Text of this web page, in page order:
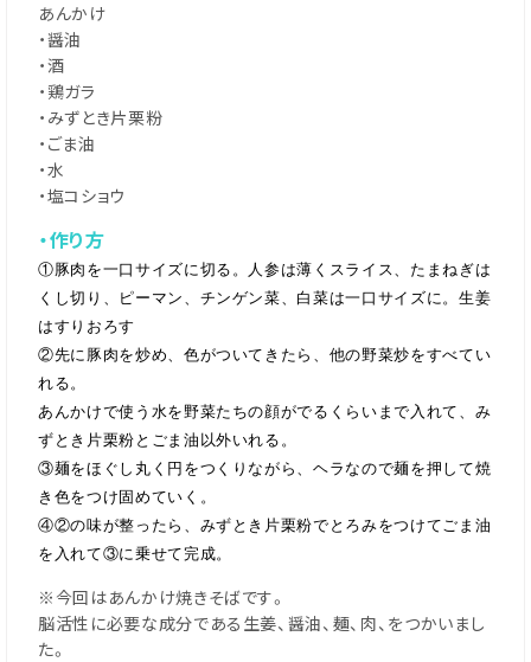
あんかけ
・醤油
・酒
・鶏ガラ
・みずとき片栗粉
・ごま油
・水
・塩コショウ
・作り方
①豚肉を一口サイズに切る。人参は薄くスライス、たまねぎは
くし切り、ピーマン、チンゲン菜、白菜は一口サイズに。生姜
はすりおろす
②先に豚肉を炒め、色がついてきたら、他の野菜炒をすべてい
れる。
あんかけで使う水を野菜たちの顔がでるくらいまで入れて、み
ずとき片栗粉とごま油以外いれる。
③麺をほぐし丸く円をつくりながら、ヘラなので麺を押して焼
き色をつけ固めていく。
④②の味が整ったら、みずとき片栗粉でとろみをつけてごま油
を入れて③に乗せて完成。
※今回はあんかけ焼きそばです。
脳活性に必要な成分である生姜、醤油、麺、肉、をつかいまし
た。